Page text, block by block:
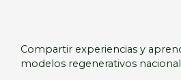
Compartir experiencias y
modelos regenerativos